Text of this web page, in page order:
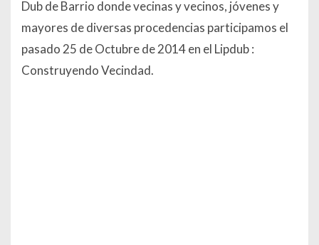
Dub de Barrio donde vecinas y vecinos, jóvenes y
mayores de diversas procedencias participamos el
pasado 25 de Octubre de 2014 en el Lipdub :
Construyendo Vecindad.